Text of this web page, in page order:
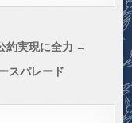
約実現に全力 →
スパレード